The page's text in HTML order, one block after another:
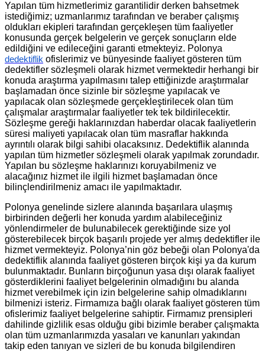
Yapılan tüm hizmetlerimiz garantilidir derken bahsetmek
istediğimiz; uzmanlarımız tarafından ve beraber çalışmış
oldukları ekipleri tarafından gerçekleşen tüm faaliyetler
konusunda gerçek belgelerin ve gerçek sonuçların elde
edildiğini ve edileceğini garanti etmekteyiz. Polonya
dedektiflik ofislerimiz ve bünyesinde faaliyet gösteren tüm
dedektifler sözleşmeli olarak hizmet vermektedir herhangi bir
konuda araştırma yapılmasını talep ettiğinizde araştırmalar
başlamadan önce sizinle bir sözleşme yapılacak ve
yapılacak olan sözleşmede gerçekleştirilecek olan tüm
çalışmalar araştırmalar faaliyetler tek tek bildirilecektir.
Sözleşme gereği haklarınızdan haberdar olacak faaliyetlerin
süresi maliyeti yapılacak olan tüm masraflar hakkında
ayrıntılı olarak bilgi sahibi olacaksınız. Dedektiflik alanında
yapılan tüm hizmetler sözleşmeli olarak yapılmak zorundadır.
Yapılan bu sözleşme haklarınızı koruyabilmeniz ve
alacağınız hizmet ile ilgili hizmet başlamadan önce
bilinçlendirilmeniz amacı ile yapılmaktadır.
Polonya genelinde sizlere alanında başarılara ulaşmış
birbirinden değerli her konuda yardım alabileceğiniz
yönlendirmeler de bulunabilecek gerektiğinde size yol
gösterebilecek birçok başarılı projede yer almış dedektifler ile
hizmet vermekteyiz. Polonya’nin göz bebeği olan Polonya'da
dedektiflik alanında faaliyet gösteren birçok kişi ya da kurum
bulunmaktadır. Bunların birçoğunun yasa dışı olarak faaliyet
gösterdiklerini faaliyet belgelerinin olmadığını bu alanda
hizmet verebilmek için izin belgelerine sahip olmadıklarını
bilmenizi isteriz. Firmamıza bağlı olarak faaliyet gösteren tüm
ofislerimiz faaliyet belgelerine sahiptir. Firmamız prensipleri
dahilinde gizlilik esas olduğu gibi bizimle beraber çalışmakta
olan tüm uzmanlarımızda yasaları ve kanunları yakından
takip eden tanıyan ve sizleri de bu konuda bilgilendiren